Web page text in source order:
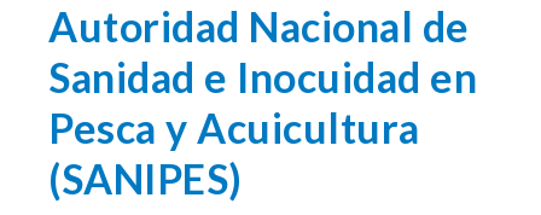
Autoridad Nacional de
Sanidad e Inocuidad en
Pesca y Acuicultura
(SANIPES)